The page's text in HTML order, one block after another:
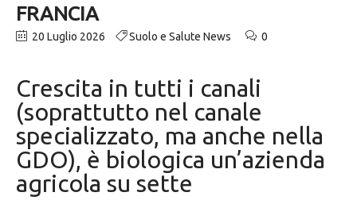
FRANCIA
20 Luglio 2026 Suolo e Salute News 0
Crescita in tutti i canali
(soprattutto nel canale
specializzato, ma anche nella
GDO), è biologica un’azienda
agricola su sette